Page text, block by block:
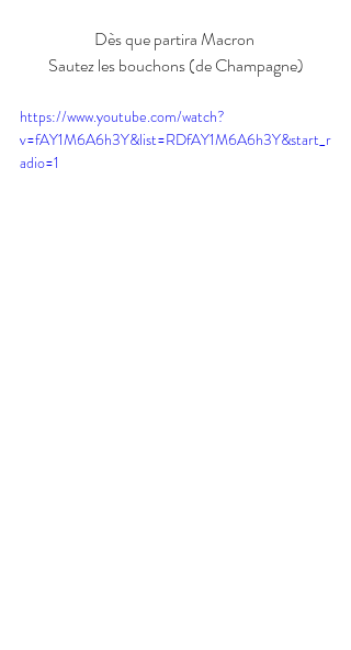
Dès que partira Macron
Sautez les bouchons (de Champagne)
https://www.youtube.com/watch?
v=fAY1M6A6h3Y&list=RDfAY1M6A6h3Y&start_r
adio=1